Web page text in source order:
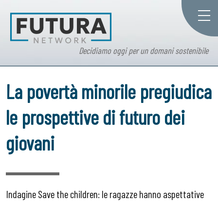
Decidiamo oggi per un domani sostenibile
La povertà minorile pregiudica
le prospettive di futuro dei
giovani
Indagine Save the children: le ragazze hanno aspettative